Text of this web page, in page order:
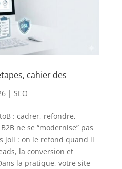
cahier des
| SEO
: cadrer, refondre,
ne se “modernise” pas
joli : on le refond quand il
la conversion et
la pratique, votre site